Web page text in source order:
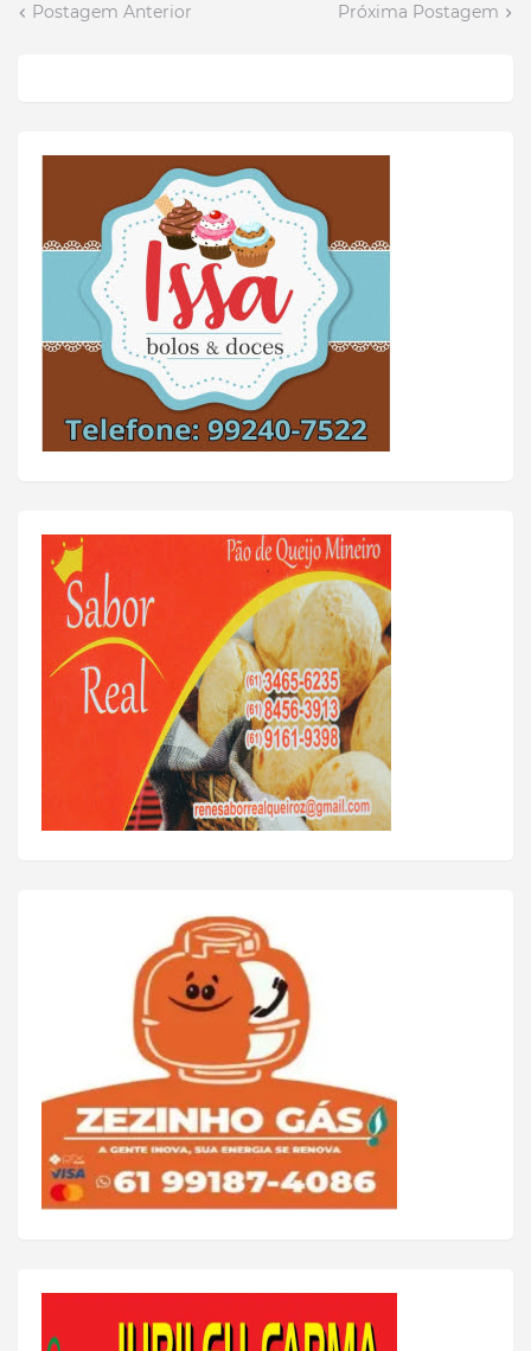
Postagem Anterior Próxima Postagem